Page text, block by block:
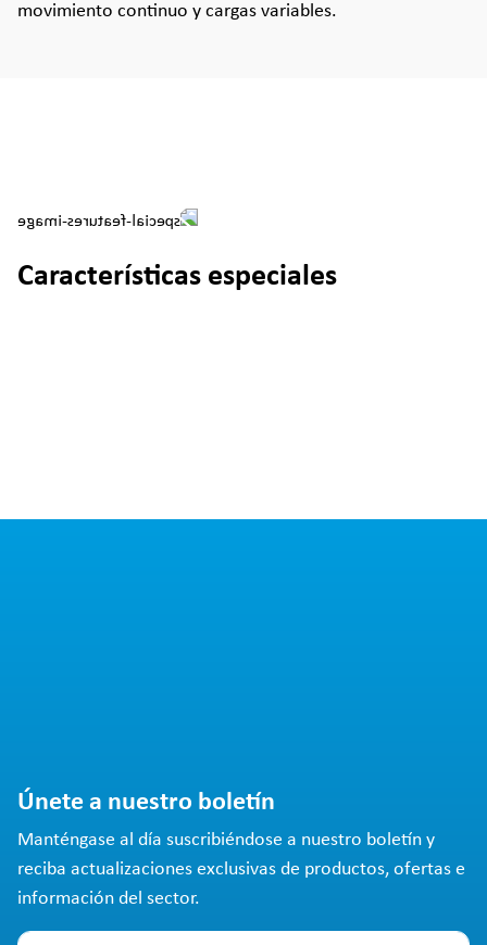
movimiento continuo y cargas variables.
Características especiales
Únete a nuestro boletín
Manténgase al día suscribiéndose a nuestro boletín y
reciba actualizaciones exclusivas de productos, ofertas e
información del sector.